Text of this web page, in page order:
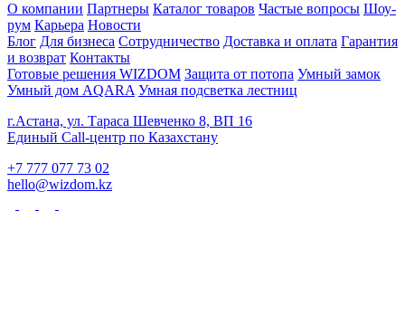
О компании Партнеры Каталог товаров Частые вопросы Шоу-
рум Карьера Новости
Блог Для бизнеса Сотрудничество Доставка и оплата Гарантия
и возврат Контакты
Готовые решения WIZDOM Защита от потопа Умный замок
Умный дом AQARA Умная подсветка лестниц
г.Астана, ул. Тараса Шевченко 8, ВП 16
Единый Call-центр по Казахстану
+7 777 077 73 02
hello@wizdom.kz